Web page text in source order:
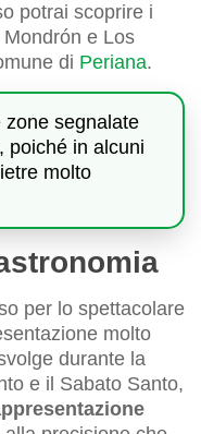
potrai scoprire i
e Los
di Periana.
zone segnalate
poiché in alcuni
molto
per lo spettacolare
molto
durante la
e il Sabato Santo,